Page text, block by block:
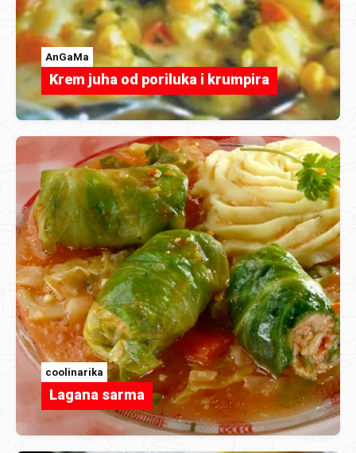
AnGaMa
Krem juha od poriluka i krumpira
coolinarika
Lagana sarma